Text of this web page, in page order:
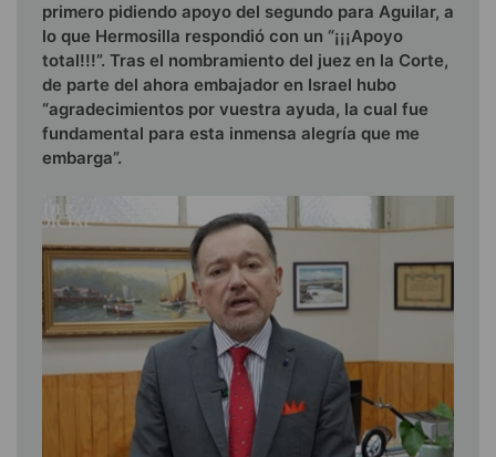
primero pidiendo apoyo del segundo para Aguilar, a
lo que Hermosilla respondió con un “¡¡¡Apoyo
total!!!”. Tras el nombramiento del juez en la Corte,
de parte del ahora embajador en Israel hubo
“agradecimientos por vuestra ayuda, la cual fue
fundamental para esta inmensa alegría que me
embarga”.